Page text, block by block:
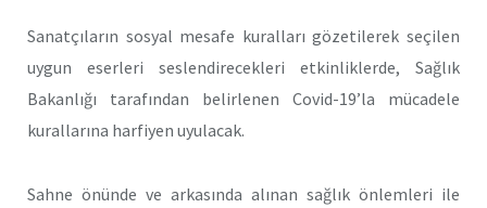
Sanatçıların sosyal mesafe kuralları gözetilerek seçilen
uygun eserleri seslendirecekleri etkinliklerde, Sağlık
Bakanlığı tarafından belirlenen Covid-19’la mücadele
kurallarına harfiyen uyulacak.
Sahne önünde ve arkasında alınan sağlık önlemleri ile